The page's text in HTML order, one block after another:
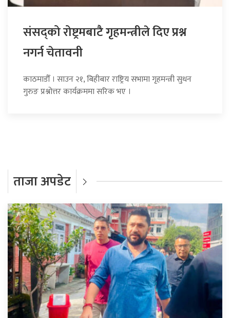
संसद्को रोष्ट्रमबाटै गृहमन्त्रीले दिए प्रश्न
नगर्न चेतावनी
काठमाडौँ । साउन २१, बिहीबार राष्ट्रिय सभामा गृहमन्त्री सुधन
गुरुङ प्रश्नोत्तर कार्यक्रममा सरिक भए ।
ताजा अपडेट